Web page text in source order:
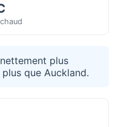
plus
que Auckland.